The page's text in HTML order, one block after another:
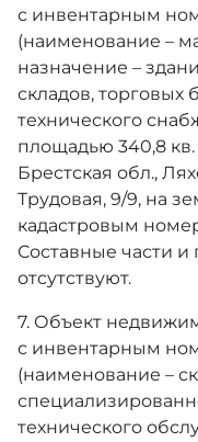
с инвентарным
(наименование –
назначение –
складов, торговых
технического
площадью 340,8
Брестская обл.,
Трудовая, 9/9, на
кадастровым
Составные части
отсутствуют.
7. Объект
с инвентарным
(наименование –
технического